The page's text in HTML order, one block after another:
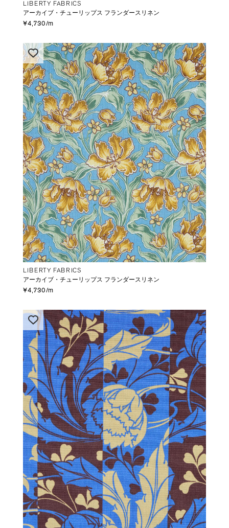
LIBERTY FABRICS
アーカイブ・チューリップス フランダースリネン
¥4,730/m
LIBERTY FABRICS
アーカイブ・チューリップス フランダースリネン
¥4,730/m